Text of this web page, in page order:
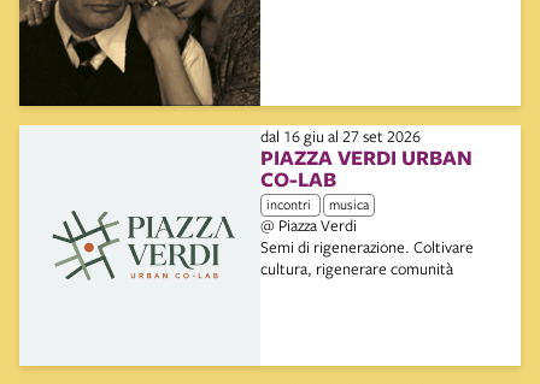
dal 16 giu al 27 set 2026
PIAZZA VERDI URBAN
CO-LAB
incontri musica
@ Piazza Verdi
Semi di rigenerazione. Coltivare
cultura, rigenerare comunità